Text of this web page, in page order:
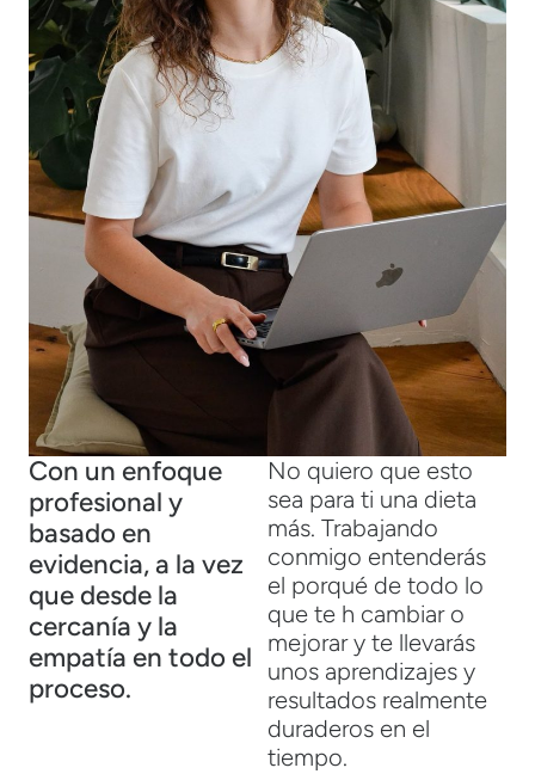
Con un enfoque
profesional y
basado en
evidencia, a la vez
que desde la
cercanía y la
empatía en todo el
proceso.
No quiero que esto
sea para ti una dieta
más. Trabajando
conmigo entenderás
el porqué de todo lo
que te h cambiar o
mejorar y te llevarás
unos aprendizajes y
resultados realmente
duraderos en el
tiempo.